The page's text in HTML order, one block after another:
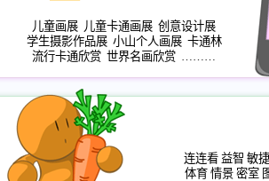
儿童画展 儿童卡通画展 创意设计展
学生摄影作品展 小山个人画展 卡通林
流行卡通欣赏 世界名画欣赏 ………
连连看 益智 敏捷
体育 情景 密室